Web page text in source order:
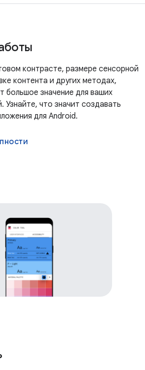
контрасте, размере сенсорной
контента и других методах,
большое значение для ваших
Узнайте, что значит создавать
для Android.